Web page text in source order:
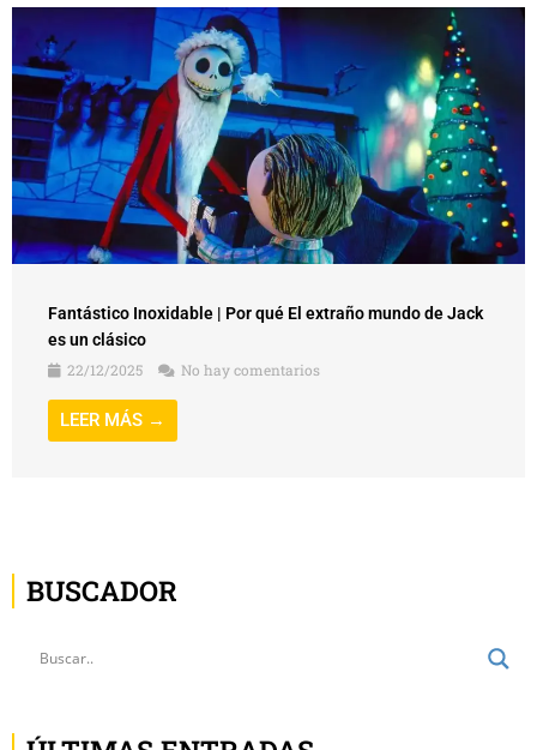
Fantástico Inoxidable | Por qué El extraño mundo de Jack
es un clásico
22/12/2025
No hay comentarios
LEER MÁS →
BUSCADOR